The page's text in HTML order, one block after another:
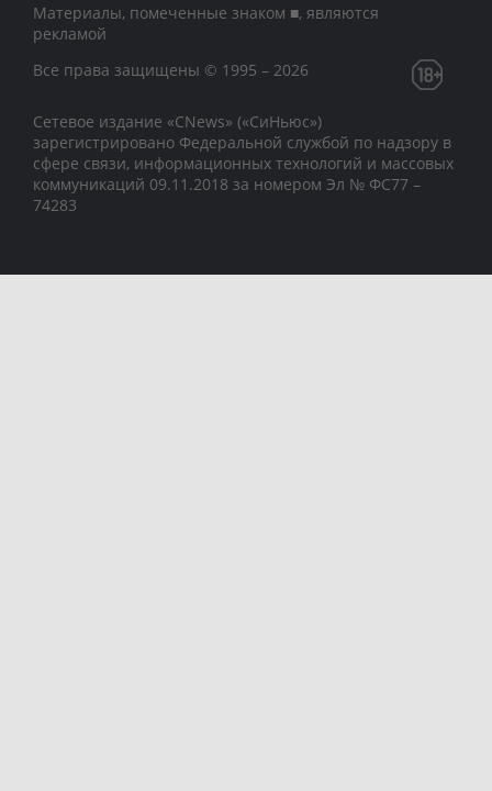
Материалы, помеченные знаком ■, являются
рекламой
Все права защищены © 1995 – 2026
Сетевое издание «CNews» («СиНьюс»)
зарегистрировано Федеральной службой по надзору в
сфере связи, информационных технологий и массовых
коммуникаций 09.11.2018 за номером Эл № ФС77 –
74283